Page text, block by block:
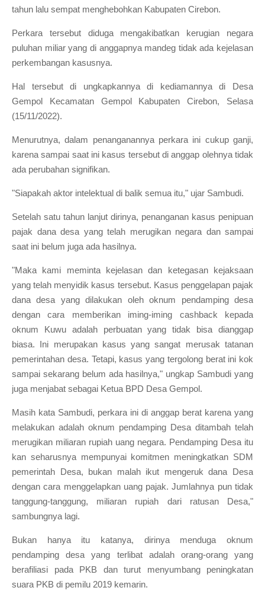
tahun lalu sempat menghebohkan Kabupaten Cirebon.
Perkara tersebut diduga mengakibatkan kerugian negara
puluhan miliar yang di anggapnya mandeg tidak ada kejelasan
perkembangan kasusnya.
Hal tersebut di ungkapkannya di kediamannya di Desa
Gempol Kecamatan Gempol Kabupaten Cirebon, Selasa
(15/11/2022).
Menurutnya, dalam penanganannya perkara ini cukup ganji,
karena sampai saat ini kasus tersebut di anggap olehnya tidak
ada perubahan signifikan.
"Siapakah aktor intelektual di balik semua itu," ujar Sambudi.
Setelah satu tahun lanjut dirinya, penanganan kasus penipuan
pajak dana desa yang telah merugikan negara dan sampai
saat ini belum juga ada hasilnya.
"Maka kami meminta kejelasan dan ketegasan kejaksaan
yang telah menyidik kasus tersebut. Kasus penggelapan pajak
dana desa yang dilakukan oleh oknum pendamping desa
dengan cara memberikan iming-iming cashback kepada
oknum Kuwu adalah perbuatan yang tidak bisa dianggap
biasa. Ini merupakan kasus yang sangat merusak tatanan
pemerintahan desa. Tetapi, kasus yang tergolong berat ini kok
sampai sekarang belum ada hasilnya," ungkap Sambudi yang
juga menjabat sebagai Ketua BPD Desa Gempol.
Masih kata Sambudi, perkara ini di anggap berat karena yang
melakukan adalah oknum pendamping Desa ditambah telah
merugikan miliaran rupiah uang negara. Pendamping Desa itu
kan seharusnya mempunyai komitmen meningkatkan SDM
pemerintah Desa, bukan malah ikut mengeruk dana Desa
dengan cara menggelapkan uang pajak. Jumlahnya pun tidak
tanggung-tanggung, miliaran rupiah dari ratusan Desa,"
sambungnya lagi.
Bukan hanya itu katanya, dirinya menduga oknum
pendamping desa yang terlibat adalah orang-orang yang
berafiliasi pada PKB dan turut menyumbang peningkatan
suara PKB di pemilu 2019 kemarin.